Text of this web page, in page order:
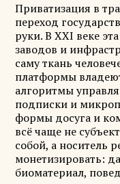
Приватизация в
переход
руки. В XXI веке
заводов и
саму ткань
платформы
алгоритмы
подписки и
формы досуга и
всё чаще не
собой, а носитель
монетизировать:
биоматериал,